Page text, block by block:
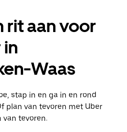
rit aan voor
Waas
stap in en ga in en rond
plan van tevoren met Uber
van tevoren.